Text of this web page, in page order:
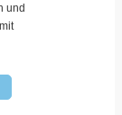
und